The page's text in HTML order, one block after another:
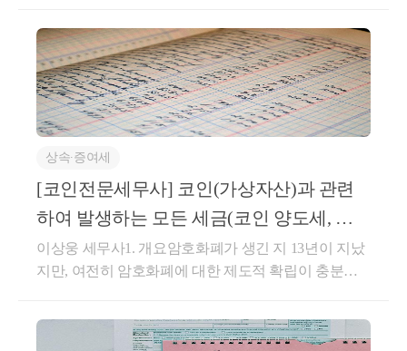
다음은 가상자산 취득가 산정방식을 보완하는 규정입니다.
600만 가상자산 투자자분들 중 대부분은 국내 거래소를
터는 모두 가지고 있기 때문에 이런 분들은 너무나도 쉽게
하지만, 절대적인 수는 적더라도 전체 코인매매수익의 대
제가 코인으로 수십억, 수백억 버신분들은 많이 보지만 이
택자구분26년27년28년29년양도차익10억원10억원10
억원10억원공제율52%52%38%24%양도소득세약 5,50
0만원약 5,500만원약 8,000만원약 1억원10년 동안 보유
하고 3년 동안 거주한 1세대 1주택자가 10억원에 취득
한 주택을 20억원에 양도하는 경우를 가정해 보겠습니
다.예상 양도소득세는 2027년까지 약 5,500만원이지
증가합니다.거주기간이 짧은 1주택자는 현행과 비교
해 양도소득세가 최대 두 배 가까이 늘어날 수 있는 것
입니다. 현재 1주택을 장기간 보유하고 있으나 거주기
간이 짧고, 앞으로도 추가로 거주할 계획이 없다면 202
가치가 높지 않다고 판단되는 주택이라면 세법이 다시
다주택자 + 양도주택이 조정지역 소재다주택자 양도
세 중과는 2가지에 모두 해당할 때 적용됩니다.① 다주
택자② 양도주택이 조정지역 소재따라서 아무리 많은
주택을 소유하더라도 양도하는 주택이 조정지역이 아
니면 중과되지 않습니다.서울에 주택 3개를 보유한 사
중과세가 적용되지 않는 것입니다.&lt;2&gt; 중과예외 :
중과제외주택 or 주택 수 제외주택기본원칙에 해당하
더라도 다행스럽게 중과가 적용되지 않는 예외적인 경
하는 주택 자체가 일정 요건에 해당한다면 주택이 아
무리 많아도, 아무리 비싸도 무조건 일반과세 됩니다.
이상이어야 하는데 양도하지 않는, 다시말해 보유하는
매우 클 수 밖에 없습니다.여기서 증여와 매매 각각의
단점을 보완하는 방법이 있는데 바로‘부담부증
여’와‘저가매매’입니다.이번 글은 부담부증여의 내용
이며 부모님의 부동산을 시세보다 저렴하게 매수하는
저가매매는 아래 글을 참고 부탁드립니다.[특수관계인
저가양도] 38억→21억 가족간거래 실제 사례, 안전하
게 하려면?안녕하세요, 부동산 세금 전문 세로움입니
다. 지난 글에서 상속 vs 증여를 비교해봤었습니다. 사
례마다 유...blog.naver.com2. 일반증여 vs 부담부증여 세
액비교부담부증여란 증여를 받을 때 부동산의 채무를
함께 가져오는 것입니다. 흔히 전세끼고 증여, 대출끼
고 증여로 표현하는데 채무를 자녀가 부담한다고 해서
금 더 복잡합니다.부모님이 내야할 세금 : 양도세(채무
액)자녀가 내야할 세금 : 증여세, 취득세일반증여는 부
다.물론 26년이나 그 이후에 적용되는 세법들도 있습
니다.소득세 개정 내용 중에 개인 사업자, 법인 사업자
와 관련된 내용을 모아서 보겠습니다.자료는 한국세무
사회에서 만든 개정 세법 문서입니다.1. 출산지원금 비
과세출산과 관련된 지원금에 대해서는 전액 비과세로
처리됩니다.25년이 아닌 24년 귀속분부터 적용됩니다.
한도가 없다는 것은 강력한 혜택인데요.회사 입장에서
는 근로자에게 혜택을 주면서 기존에 부인되던 금액이
을 장려하는 취지로도 해석할 수 있습니다.2. 종업원
할인금액 비과세종업원에게 시가보다 저렴하게 자사
제품을 제공하는 경우들이 있습니다.이런 경우에는 더
내에서 비과세 됩니다.시가의 20%와 연 240만원 중 큰
금액이 한도가 됩니다.대신에 종업원은 저렴하게 구매
상속∙증여세
[코인전문세무사] 코인(가상자산)과 관련
하여 발생하는 모든 세금(코인 양도세, 증
여세, 디파이, 스테이킹,
이상웅 세무사1. 개요암호화폐가 생긴 지 13년이 지났
지만, 여전히 암호화폐에 대한 제도적 확립이 충분하
란이 되고 있으며 이를 부르는 용어 역시‘암호화폐’,
‘가상화폐’, ‘가상자산’, ‘디지털자산’, ‘디지털 통화’등